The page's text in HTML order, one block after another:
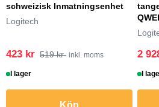
schweizisk Inmatningsenhet
Logitech
423 kr 519 kr inkl. moms
I lager
Köp
2
I